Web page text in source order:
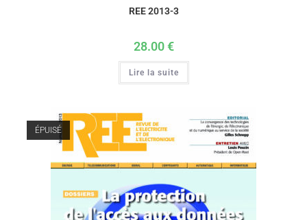
REE 2013-3
28.00€
Lire la suite
ÉPUISÉ